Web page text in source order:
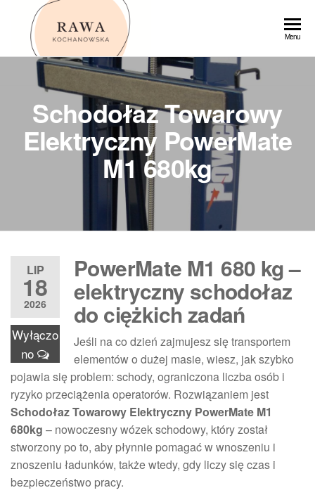
Przejdź
Menu
Schodołaz Towarowy
Elektryczny PowerMate
M1 680kg
LIP
18
2026
Wyłączo
no
PowerMate M1 680 kg –
elektryczny schodołaz
do ciężkich zadań
Jeśli na co dzień zajmujesz się transportem
elementów o dużej masie, wiesz, jak szybko
pojawia się problem: schody, ograniczona liczba osób i
ryzyko przeciążenia operatorów. Rozwiązaniem jest
Schodołaz Towarowy Elektryczny PowerMate M1
680kg – nowoczesny wózek schodowy, który został
stworzony po to, aby płynnie pomagać w wnoszeniu i
znoszeniu ładunków, także wtedy, gdy liczy się czas i
bezpieczeństwo pracy.